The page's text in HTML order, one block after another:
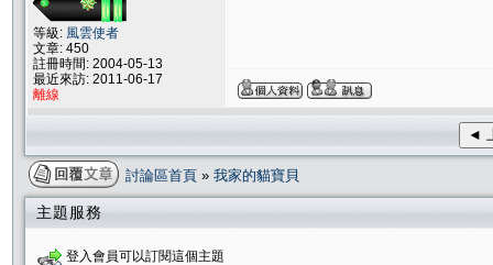
等級: 風雲使者
文章: 450
註冊時間: 2004-05-13
最近來訪: 2011-06-17
離線
◄
討論區首頁 » 我家的貓寶貝
主題服務
登入會員可以訂閱這個主題